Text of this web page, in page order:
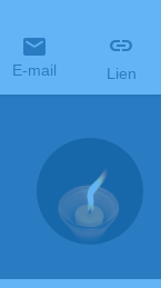
E-mail Lien